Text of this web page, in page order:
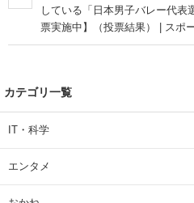
している「日本男子バレー代表
票実施中】（投票結果） | スポ
カテゴリ一覧
IT・科学
エンタメ